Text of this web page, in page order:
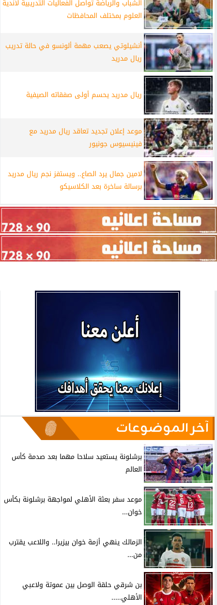
الشباب والرياضة تواصل الفعاليات التدريبية لأندية
العلوم بمختلف المحافظات
أنشيلوتي يصعب مهمة ألونسو في حالة تدريب
ريال مدريد
ريال مدريد يحسم أولى صفقاته الصيفية
موعد إعلان تجديد تعاقد ريال مدريد مع
فينيسيوس جونيور
لامين جمال يرد الصاع.. ويستفز نجم ريال مدريد
برسالة ساخرة بعد الكلاسيكو
آخر الموضوعات
برشلونة يستعيد سلاحا مهما بعد صدمة كأس
العالم
موعد سفر بعثة الأهلي لمواجهة برشلونة بكأس
خوان...
الزمالك ينهي أزمة خوان بيزيرا.. واللاعب يقترب
من...
بن شرقي حلقة الوصل بين عموتة ولاعبي
الأهلي.....